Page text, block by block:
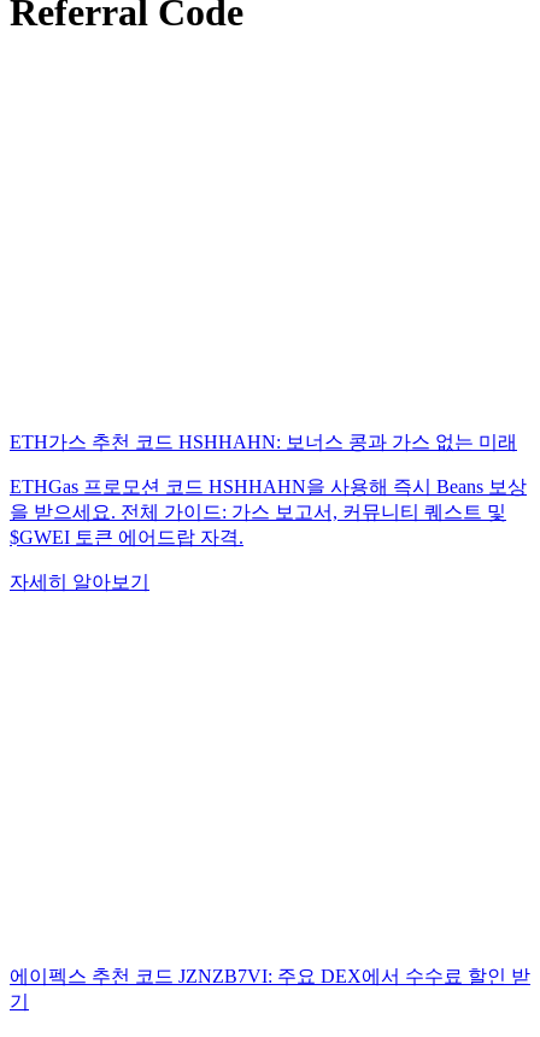
Referral Code
ETH가스 추천 코드 HSHHAHN: 보너스 콩과 가스 없는 미래
ETHGas 프로모션 코드 HSHHAHN을 사용해 즉시 Beans 보상
을 받으세요. 전체 가이드: 가스 보고서, 커뮤니티 퀘스트 및
$GWEI 토큰 에어드랍 자격.
자세히 알아보기
에이펙스 추천 코드 JZNZB7VI: 주요 DEX에서 수수료 할인 받
기